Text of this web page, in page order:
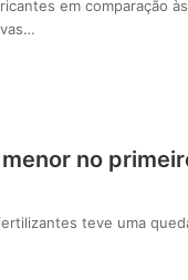
em comparação
no
teve uma